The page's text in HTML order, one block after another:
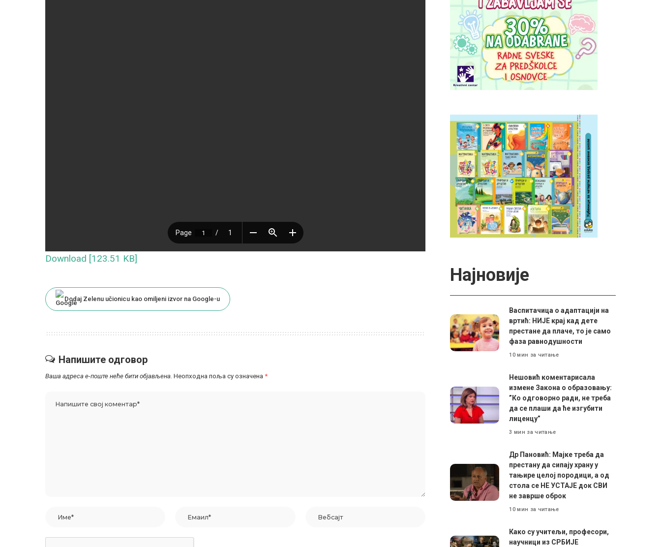
Download [123.51 KB]
Dodaj Zelenu učionicu kao omiljeni izvor na Google-u
Напишите одговор
Ваша адреса е-поште неће бити објављена. Неопходна поља су означена *
Најновије
Васпитачица о адаптацији на
вртић: НИЈЕ крај кад дете
престане да плаче, то је само
фаза равнодушности
10 мин за читање
Нешовић коментарисала
измене Закона о образовању:
”Ко одговорно ради, не треба
да се плаши да ће изгубити
лиценцу”
3 мин за читање
Др Пановић: Мајке треба да
престану да сипају храну у
тањире целој породици, а од
стола се НЕ УСТАЈЕ док СВИ
не заврше оброк
10 мин за читање
Како су учитељи, професори,
научници из СРБИЈЕ